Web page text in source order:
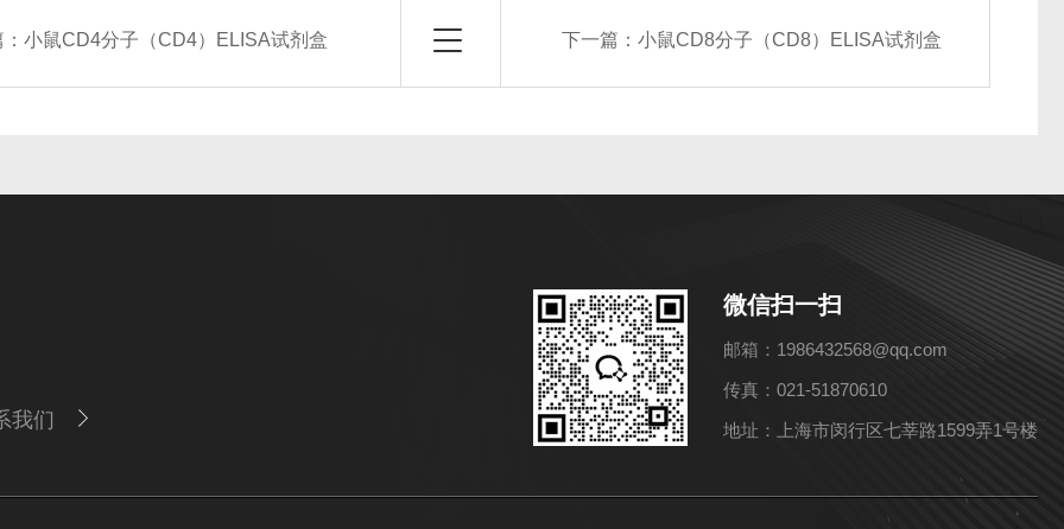
：小鼠CD4分子（CD4）ELISA试剂盒 下一篇： 小鼠CD8分子（CD8）ELISA试剂盒
我们
微信扫一扫
邮箱：1986432568@qq.com
传真：021-51870610
地址：上海市闵行区七莘路1599弄1号楼